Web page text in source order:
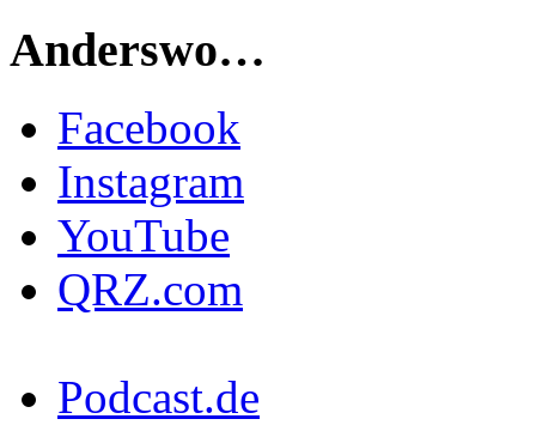
Anderswo…
Facebook
Instagram
YouTube
QRZ.com
Podcast.de